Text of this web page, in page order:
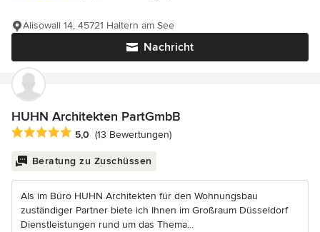
Nachricht
Alisowall 14, 45721 Haltern am See
HUHN Architekten PartGmbB
Durchschnittliche Bewertung: 5 von 5 Sternen
5,0 (13 Bewertungen)
Beratung zu Zuschüssen
Als im Büro HUHN Architekten für den Wohnungsbau
zuständiger Partner biete ich Ihnen im Großraum Düsseldorf
Dienstleistungen rund um das Thema...